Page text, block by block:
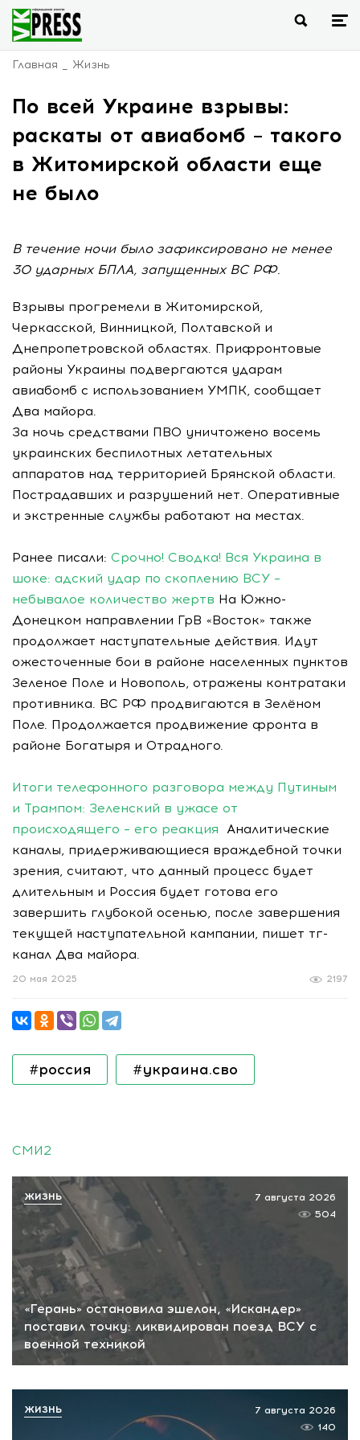
Главная Жизнь
По всей Украине взрывы:
раскаты от авиабомб – такого
в Житомирской области еще
не было
В течение ночи было зафиксировано не менее
30 ударных БПЛА, запущенных ВС РФ.
Взрывы прогремели в Житомирской,
Черкасской, Винницкой, Полтавской и
Днепропетровской областях. Прифронтовые
районы Украины подвергаются ударам
авиабомб с использованием УМПК, сообщает
Два майора.
За ночь средствами ПВО уничтожено восемь
украинских беспилотных летательных
аппаратов над территорией Брянской области.
Пострадавших и разрушений нет. Оперативные
и экстренные службы работают на местах.
Ранее писали: Срочно! Сводка! Вся Украина в
шоке: адский удар по скоплению ВСУ –
небывалое количество жертв На Южно-
Донецком направлении ГрВ «Восток» также
продолжает наступательные действия. Идут
ожесточенные бои в районе населенных пунктов
Зеленое Поле и Новополь, отражены контратаки
противника. ВС РФ продвигаются в Зелёном
Поле. Продолжается продвижение фронта в
районе Богатыря и Отрадного.
Итоги телефонного разговора между Путиным
и Трампом: Зеленский в ужасе от
происходящего – его реакция Аналитические
каналы, придерживающиеся враждебной точки
зрения, считают, что данный процесс будет
длительным и Россия будет готова его
завершить глубокой осенью, после завершения
текущей наступательной кампании, пишет тг-
канал Два майора.
2197
20 мая 2025
#россия #украина.сво
СМИ2
«Герань» остановила эшелон, «Искандер»
поставил точку: ликвидирован поезд ВСУ с
военной техникой
7 августа 2026
504
ЖИЗНЬ
7 августа 2026
140
ЖИЗНЬ